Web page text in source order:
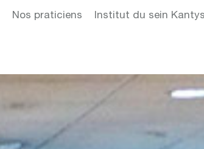
Nos praticiens Institut du sein Kantys